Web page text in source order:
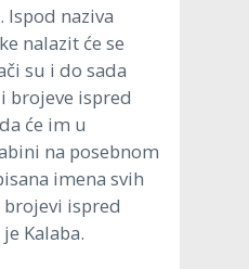
Ispod naziva
nalazit će se
su i do sada
brojeve ispred
će im u
na posebnom
imena svih
ispred
Kalaba.